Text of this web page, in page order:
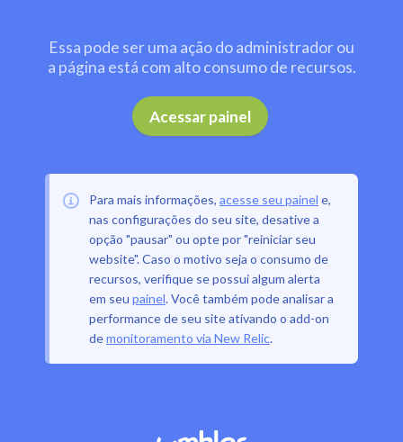
Essa pode ser uma ação do administrador ou
a página está com alto consumo de recursos.
Acessar painel .
Para mais informações, acesse seu painel e,
nas configurações do seu site, desative a
opção "pausar" ou opte por "reiniciar seu
website". Caso o motivo seja o consumo de
recursos, verifique se possui algum alerta
em seu painel. Você também pode analisar a
performance de seu site ativando o add-on
demonitoramento via New Relic.